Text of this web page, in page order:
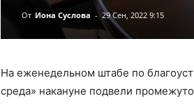
От Иона Суслова - 29 Сен, 2022 9:15
На еженедельном штабе по
среда» накануне подвели